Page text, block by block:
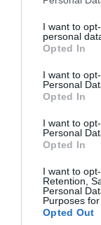
not limited to
grant or deny
use your data
consent section.
I want to
personal
Opted In
I want to
Personal
Opted In
I want to
Personal
Opted In
I want to
Retention,
Personal
Purposes
Opted Out